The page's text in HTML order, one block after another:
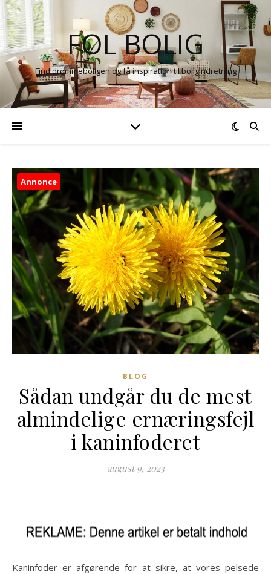
FOL BOLIG
Find drømmeboligen og få inspiration til boligindretning
Annonce
BLOG
Sådan undgår du de mest
almindelige ernæringsfejl
i kaninfoderet
august 9, 2023
Kaninfoder er afgørende for at sikre, at vores pelsede